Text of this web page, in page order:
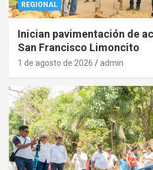
REGIONAL
Inician pavimentación de
San Francisco Limoncito
1 de agosto de 2026 admin